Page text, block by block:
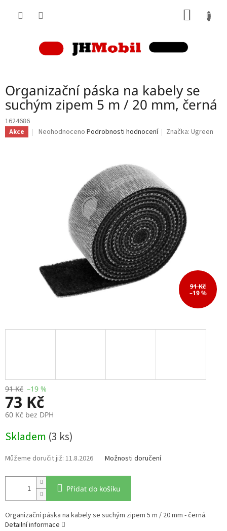
Organizační páska na kabely se
suchým zipem 5 m / 20 mm, černá
1624686
Akce
Průměrné
Neohodnoceno Podrobnosti hodnocení Značka:Ugreen
91 Kč
–19 %
91 Kč –19 %
73 Kč
60 Kč bez DPH
cena:
Skladem (3 ks)
11.8.2026 Možnosti doručení
Přidat do košíku
Organizační páska na kabely se suchým zipem 5 m / 20 mm - černá.
Detailní informace